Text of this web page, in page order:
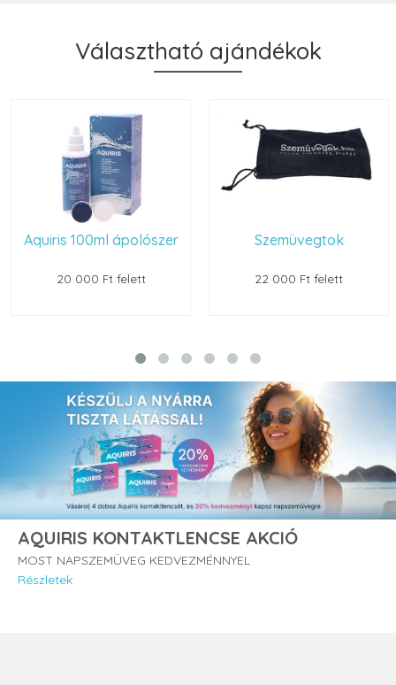
Választható ajándékok
Aquiris 100ml ápolószer
20 000 Ft felett
Szemüvegtok
22 000 Ft felett
AQUIRIS KONTAKTLENCSE AKCIÓ
MOST NAPSZEMÜVEG KEDVEZMÉNNYEL
Részletek